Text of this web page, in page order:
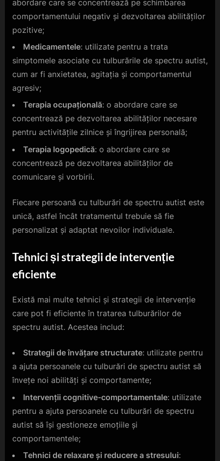
abordare care se concentrează pe schimbarea
comportamentului negativ și dezvoltarea abilităților
pozitive;
Medicamentele: utilizate pentru a trata
simptomele asociate cu tulburările de spectru autist,
cum ar fi anxietatea, agitația și comportamentul
agresiv;
Terapia ocupațională: o abordare care se
concentrează pe dezvoltarea abilităților necesare
pentru activitățile zilnice și îngrijirea personală;
Terapia logopedică: o abordare care se
concentrează pe dezvoltarea abilităților de
comunicare și vorbirii.
Fiecare persoană cu tulburări de spectru autist este
unică, astfel încât tratamentul trebuie să fie
personalizat și adaptat nevoilor individuale.
Tehnici și strategii de intervenție
eficiente
Există mai multe tehnici și strategii de intervenție
care pot fi eficiente în tratarea tulburărilor de
spectru autist. Acestea includ:
Strategii de învățare structurate: utilizate pentru
a ajuta persoanele cu tulburări de spectru autist să
învețe noi abilități și comportamente;
Intervenții cognitive-comportamentale: utilizate
pentru a ajuta persoanele cu tulburări de spectru
autist să își gestioneze emoțiile și
comportamentele;
Tehnici de relaxare și reducere a stresului: